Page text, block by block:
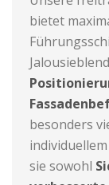
bietet
besonders
sie sowohl